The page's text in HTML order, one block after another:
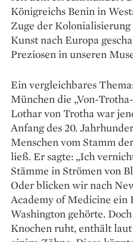
Königreichs Benin in
Zuge der
Kunst nach Europa
Preziosen in unseren
Ein vergleichbares
München die „Von-
Lothar von Trotha war
Anfang des 20.
Menschen vom Stamm
ließ. Er sagte: „Ich
Stämme in Strömen von
Oder blicken wir nach
Academy of Medicine ein
Washington gehörte.
Knochen ruht, enthält